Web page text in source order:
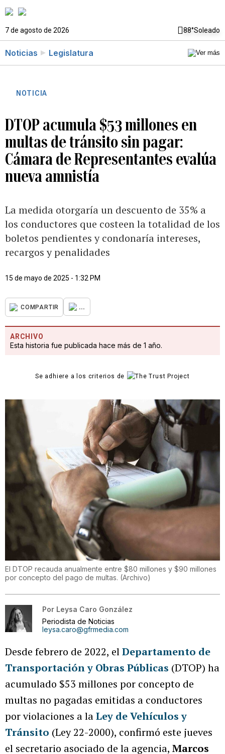
7 de agosto de 2026 88°Soleado
Noticias Legislatura
NOTICIA
DTOP acumula $53 millones en
multas de tránsito sin pagar:
Cámara de Representantes evalúa
nueva amnistía
La medida otorgaría un descuento de 35% a
los conductores que costeen la totalidad de los
boletos pendientes y condonaría intereses,
recargos y penalidades
15 de mayo de 2025 - 1:32 PM
COMPARTIR ...
ARCHIVO
Esta historia fue publicada hace más de 1 año.
Se adhiere a los criterios de
El DTOP recauda anualmente entre $80 millones y $90 millones
por concepto del pago de multas. (Archivo)
Por Leysa Caro González
Periodista de Noticias
leysa.caro@gfrmedia.com
Desde febrero de 2022, elDepartamento de
Transportación y Obras Públicas (DTOP) ha
acumulado $53 millones por concepto de
multas no pagadas emitidas a conductores
por violaciones a laLey de Vehículos y
Tránsito (Ley 22-2000), confirmó este jueves
el secretario asociado de la agencia, Marcos